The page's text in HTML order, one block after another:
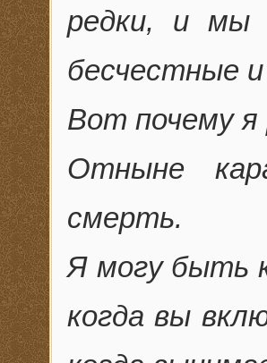
редки, и мы
бесчестные
Вот почему
Отныне
смерть.
Я могу быть
когда вы